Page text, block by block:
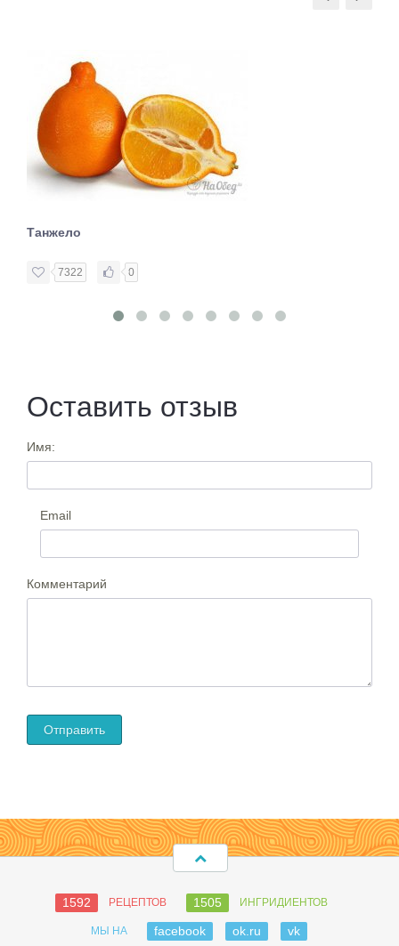
Танжело
7322 0
Оставить отзыв
Имя:
Email
Комментарий
1592 РЕЦЕПТОВ 1505 ИНГРИДИЕНТОВ
МЫ НА facebook ok.ru vk